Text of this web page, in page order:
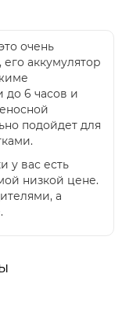
очень
аккумулятор
до 6 часов и
подойдет для
у вас есть
низкой цене.
а